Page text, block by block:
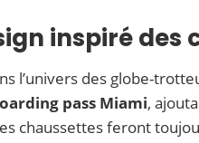
inspiré des
l’univers des globe-
pass Miami,
chaussettes feront